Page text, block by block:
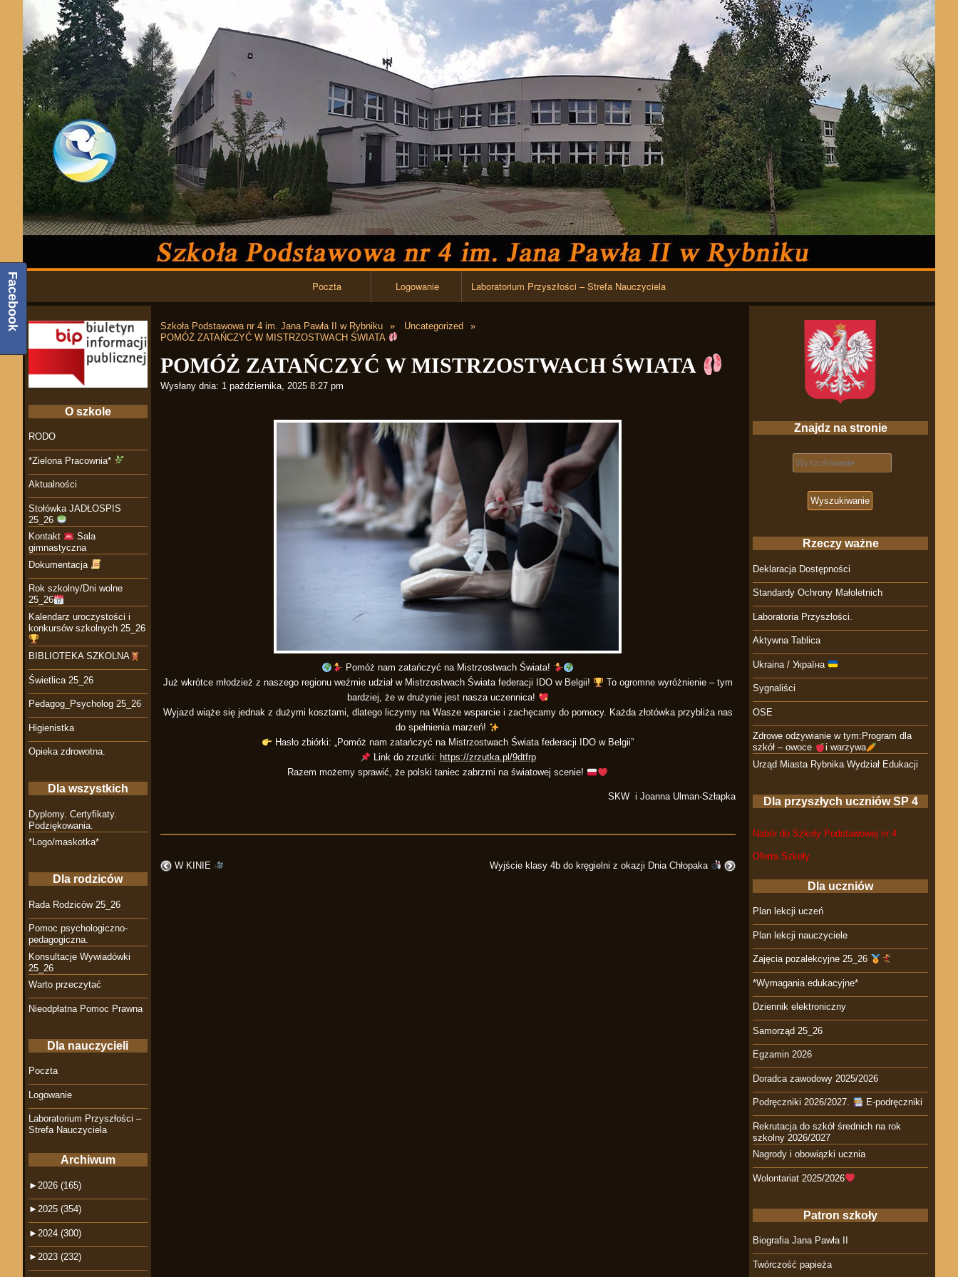
Przejdź do zawartości
Poczta Logowanie Laboratorium Przyszłości – Strefa Nauczyciela
Szkoła Podstawowa nr 4 im. Jana Pawła II w Rybniku
Uncategorized
POMÓŻ ZATAŃCZYĆ W MISTRZOSTWACH ŚWIATA
POMÓŻ ZATAŃCZYĆ W MISTRZOSTWACH ŚWIATA
Wysłany dnia: 1 października, 2025 8:27 pm
Pomóż nam zatańczyć na Mistrzostwach Świata!
Już wkrótce młodzież z naszego regionu weźmie udział w Mistrzostwach Świata federacji IDO w Belgii!
To ogromne wyróżnienie – tym
bardziej, że w drużynie jest nasza uczennica!
Wyjazd wiąże się jednak z dużymi kosztami, dlatego liczymy na Wasze wsparcie i zachęcamy do pomocy. Każda złotówka przybliża nas
do spełnienia marzeń!
Hasło zbiórki: „Pomóż nam zatańczyć na Mistrzostwach Świata federacji IDO w Belgii”
Link do zrzutki: https://zrzutka.pl/9dtfrp
Razem możemy sprawić, że polski taniec zabrzmi na światowej scenie!
SKW i Joanna Ulman-Szłapka
W KINIE Wyjście klasy 4b do kręgielni z okazji Dnia Chłopaka
Znajdz na stronie
Search for:
Rzeczy ważne
Deklaracja Dostępności
Standardy Ochrony Małoletnich
Laboratoria Przyszłości.
Aktywna Tablica
Ukraina / Україна
Sygnaliści
OSE
Zdrowe odżywianie w tym:Program dla
szkół – owoce
i warzywa
Urząd Miasta Rybnika Wydział Edukacji
Dla przyszłych uczniów SP 4
Nabór do Szkoły Podstawowej nr 4
Oferta Szkoły
Dla uczniów
Plan lekcji uczeń
Plan lekcji nauczyciele
Zajęcia pozalekcyjne 25_26
*Wymagania edukacyjne*
Dziennik elektroniczny
Samorząd 25_26
Egzamin 2026
Doradca zawodowy 2025/2026
Podręczniki 2026/2027. E-podręczniki
Rekrutacja do szkół średnich na rok
szkolny 2026/2027
Nagrody i obowiązki ucznia
Wolontariat 2025/2026
Patron szkoły
Biografia Jana Pawła II
Twórczość papieża
O szkole
RODO
*Zielona Pracownia*
Aktualności
Stołówka JADŁOSPIS
25_26
Kontakt
Sala
gimnastyczna
Dokumentacja
Rok szkolny/Dni wolne
25_26
Kalendarz uroczystości i
konkursów szkolnych 25_26
BIBLIOTEKA SZKOLNA
Świetlica 25_26
Pedagog_Psycholog 25_26
Higienistka
Opieka zdrowotna.
Dla wszystkich
Dyplomy. Certyfikaty.
Podziękowania.
*Logo/maskotka*
Dla rodziców
Rada Rodziców 25_26
Pomoc psychologiczno-
pedagogiczna.
Konsultacje Wywiadówki
25_26
Warto przeczytać
Nieodpłatna Pomoc Prawna
Dla nauczycieli
Poczta
Logowanie
Laboratorium Przyszłości –
Strefa Nauczyciela
Archiwum
► 2026 (165)
► 2025 (354)
► 2024 (300)
► 2023 (232)
Facebook